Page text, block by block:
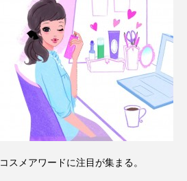
コスト削減
ティ コミュニケーション
サステナビリティ
サプライチェーン
スメアワードに注目が集まる。